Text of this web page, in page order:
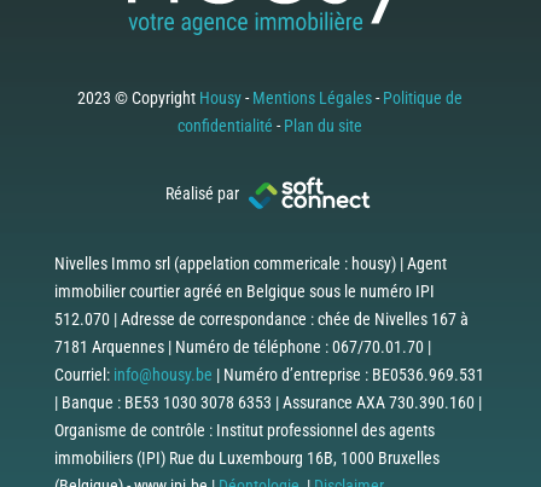
2023 © Copyright Housy-Mentions Légales-Politique de
confidentialité -Plan du site
Réalisé par
Nivelles Immo srl (appelation commericale : housy) | Agent
immobilier courtier agréé en Belgique sous le numéro IPI
512.070 | Adresse de correspondance : chée de Nivelles 167 à
7181 Arquennes | Numéro de téléphone : 067/70.01.70 |
Courriel: info@housy.be | Numéro d’entreprise : BE0536.969.531
| Banque : BE53 1030 3078 6353 | Assurance AXA 730.390.160 |
Organisme de contrôle : Institut professionnel des agents
immobiliers (IPI) Rue du Luxembourg 16B, 1000 Bruxelles